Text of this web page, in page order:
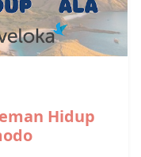
Hidup